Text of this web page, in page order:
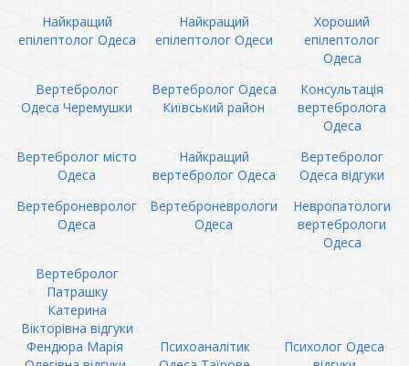
Найкращий
епілептолог Одеса
Найкращий
епілептолог Одеси
Хороший
епілептолог
Одеса
Вертебролог
Одеса Черемушки
Вертебролог Одеса
Київський район
Консультація
вертебролога
Одеса
Вертебролог місто
Одеса
Найкращий
вертебролог Одеса
Вертебролог
Одеса відгуки
Вертеброневролог
Одеса
Вертеброневрологи
Одеса
Невропатологи
вертебрологи
Одеса
Вертебролог
Патрашку
Катерина
Вікторівна відгуки
Фендюра Марія
Психоаналітик
Психолог Одеса